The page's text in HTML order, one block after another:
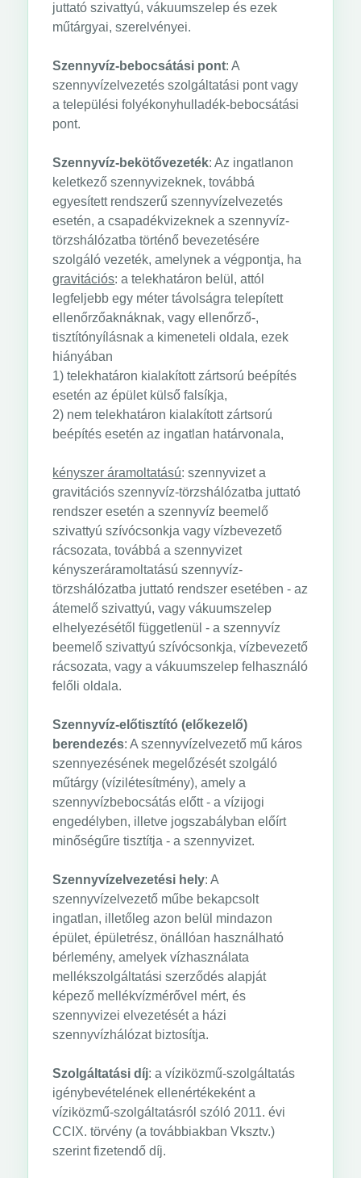
juttató szivattyú, vákuumszelep és ezek
műtárgyai, szerelvényei.
Szennyvíz-bebocsátási pont: A
szennyvízelvezetés szolgáltatási pont vagy
a települési folyékonyhulladék-bebocsátási
pont.
Szennyvíz-bekötővezeték: Az ingatlanon
keletkező szennyvizeknek, továbbá
egyesített rendszerű szennyvízelvezetés
esetén, a csapadékvizeknek a szennyvíz-
törzshálózatba történő bevezetésére
szolgáló vezeték, amelynek a végpontja, ha
gravitációs: a telekhatáron belül, attól
legfeljebb egy méter távolságra telepített
ellenőrzőaknáknak, vagy ellenőrző-,
tisztítónyílásnak a kimeneteli oldala, ezek
hiányában
1) telekhatáron kialakított zártsorú beépítés
esetén az épület külső falsíkja,
2) nem telekhatáron kialakított zártsorú
beépítés esetén az ingatlan határvonala,
kényszer áramoltatású: szennyvizet a
gravitációs szennyvíz-törzshálózatba juttató
rendszer esetén a szennyvíz beemelő
szivattyú szívócsonkja vagy vízbevezető
rácsozata, továbbá a szennyvizet
kényszeráramoltatású szennyvíz-
törzshálózatba juttató rendszer esetében - az
átemelő szivattyú, vagy vákuumszelep
elhelyezésétől függetlenül - a szennyvíz
beemelő szivattyú szívócsonkja, vízbevezető
rácsozata, vagy a vákuumszelep felhasználó
felőli oldala.
Szennyvíz-előtisztító (előkezelő)
berendezés: A szennyvízelvezető mű káros
szennyezésének megelőzését szolgáló
műtárgy (vízilétesítmény), amely a
szennyvízbebocsátás előtt - a vízijogi
engedélyben, illetve jogszabályban előírt
minőségűre tisztítja - a szennyvizet.
Szennyvízelvezetési hely: A
szennyvízelvezető műbe bekapcsolt
ingatlan, illetőleg azon belül mindazon
épület, épületrész, önállóan használható
bérlemény, amelyek vízhasználata
mellékszolgáltatási szerződés alapját
képező mellékvízmérővel mért, és
szennyvizei elvezetését a házi
szennyvízhálózat biztosítja.
Szolgáltatási díj: a víziközmű-szolgáltatás
igénybevételének ellenértékeként a
víziközmű-szolgáltatásról szóló 2011. évi
CCIX. törvény (a továbbiakban Vksztv.)
szerint fizetendő díj.